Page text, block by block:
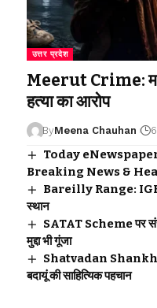
उत्तर प्रदेश
Meerut Crime: मां
हत्या का आरोप
ByMeena Chauhan
Today
Breaking News &
Bareilly Range: IGRS
स्थान
SATAT Scheme पर
मुद्दा भी गूंजा
Shatvadan
बदायूं की साहित्यिक पहचान